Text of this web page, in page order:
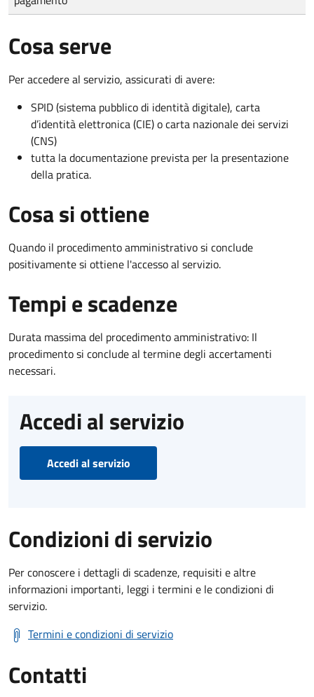
Cosa serve
Per accedere al servizio, assicurati di avere:
SPID (sistema pubblico di identità digitale), carta
d’identità elettronica (CIE) o carta nazionale dei servizi
(CNS)
tutta la documentazione prevista per la presentazione
della pratica.
Cosa si ottiene
Quando il procedimento amministrativo si conclude
positivamente si ottiene l'accesso al servizio.
Tempi e scadenze
Durata massima del procedimento amministrativo: Il
procedimento si conclude al termine degli accertamenti
necessari.
Accedi al servizio
Accedi al servizio
Condizioni di servizio
Per conoscere i dettagli di scadenze, requisiti e altre
informazioni importanti, leggi i termini e le condizioni di
servizio.
Termini e condizioni di servizio
Contatti